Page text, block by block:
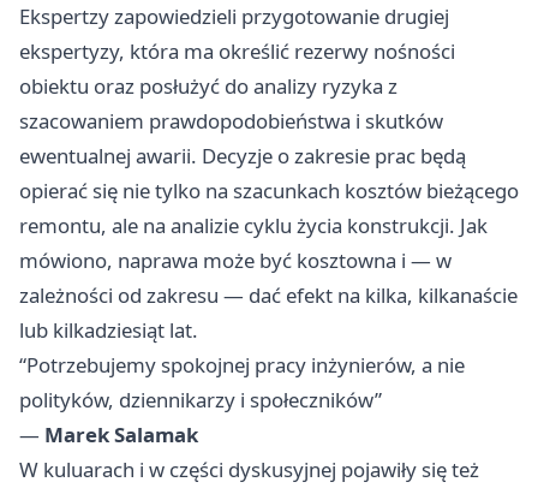
Ekspertzy zapowiedzieli przygotowanie drugiej
ekspertyzy, która ma określić rezerwy nośności
obiektu oraz posłużyć do analizy ryzyka z
szacowaniem prawdopodobieństwa i skutków
ewentualnej awarii. Decyzje o zakresie prac będą
opierać się nie tylko na szacunkach kosztów bieżącego
remontu, ale na analizie cyklu życia konstrukcji. Jak
mówiono, naprawa może być kosztowna i — w
zależności od zakresu — dać efekt na kilka, kilkanaście
lub kilkadziesiąt lat.
“Potrzebujemy spokojnej pracy inżynierów, a nie
polityków, dziennikarzy i społeczników”
— Marek Salamak
W kuluarach i w części dyskusyjnej pojawiły się też